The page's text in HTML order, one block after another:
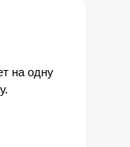
на одну